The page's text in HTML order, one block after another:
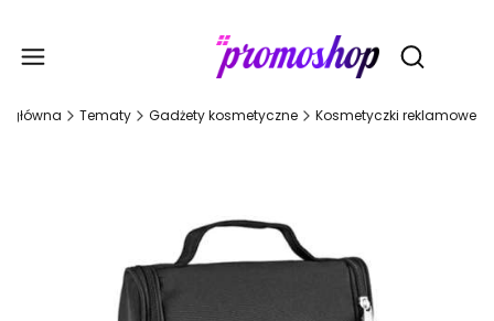
Otwórz
główna Tematy Gadżety kosmetyczne Kosmetyczki reklamowe